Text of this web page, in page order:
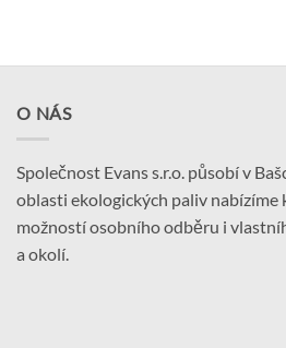
O NÁS
Společnost Evans s.r.o. působí v
oblasti ekologických paliv
možností osobního odběru i
a okolí.